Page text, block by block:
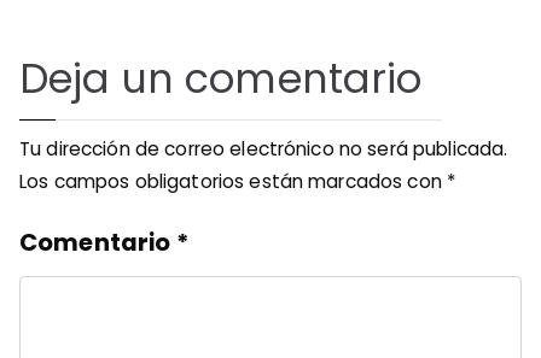
Deja un comentario
Tu dirección de correo electrónico no será publicada.
Los campos obligatorios están marcados con *
Comentario *